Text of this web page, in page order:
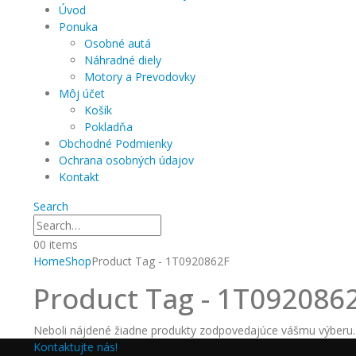
Úvod
Ponuka
Osobné autá
Náhradné diely
Motory a Prevodovky
Môj účet
Košík
Pokladňa
Obchodné Podmienky
Ochrana osobných údajov
Kontakt
Search
00 items
HomeShopProduct Tag - 1T0920862F
Product Tag -
Neboli nájdené žiadne produkty zodpovedajúce vášmu výberu.
Kontaktujte nás!